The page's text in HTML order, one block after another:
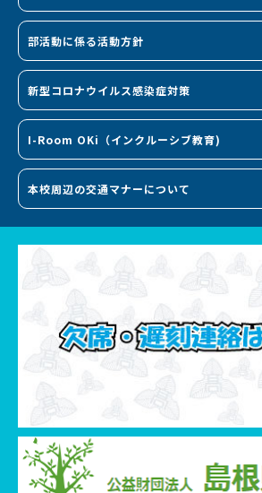
部活動に係る活動方針
新型コロナウイルス感染症対策
I-Room OKi（インクルーシブ教育)
本校周辺の交通マナーについて